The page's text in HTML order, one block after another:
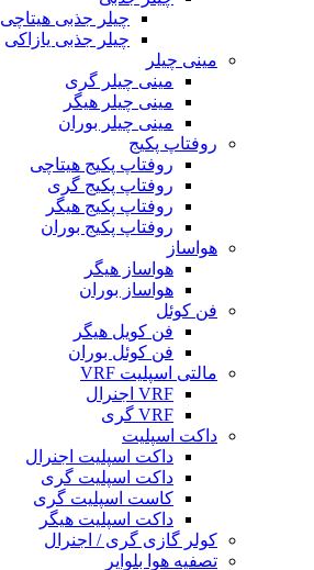
چیلر جذبی هیتاچی
چیلر جذبی یازاکی
مینی چیلر
مینی چیلر گری
مینی چیلر هیگر
مینی چیلر بوران
روفتاپ پکیج
روفتاپ پکیج هیتاچی
روفتاپ پکیج گری
روفتاپ پکیج هیگر
روفتاپ پکیج بوران
هواساز
هواساز هیگر
هواساز بوران
فن کوئل
فن کویل هیگر
فن کوئل بوران
مالتی اسپلیت VRF
VRF اجنرال
VRF گری
داکت اسپلیت
داکت اسپلیت اجنرال
داکت اسپلیت گری
کاست اسپلیت گری
داکت اسپلیت هیگر
کولر گازی گری / اجنرال
تصفیه هوا بلوایر